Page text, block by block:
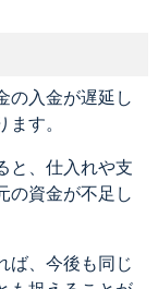
の入金が遅延し
す。
と、仕入れや支
の資金が不足し
ば、今後も同じ